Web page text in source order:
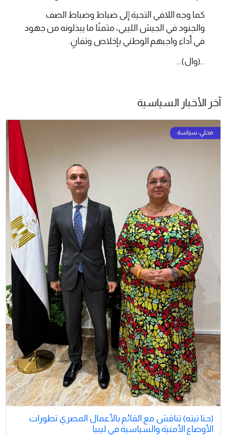
كما وجه اللافي التحية إلى ضباط وضباط الصف
والجنود في الجيش الليبي، مثمنًا ما يبذلونه من جهود
في أداء واجبهم الوطني بإخلاص وتفانٍ.
...(وال)...
آخر الأخبار السياسية
(حنا تيته) تناقش مع القائم بالأعمال المصري تطورات
الأوضاع الأمنية والسياسية في ليبيا